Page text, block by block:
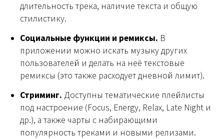
длительность трека, наличие текста и общую
стилистику.
Социальные функции и ремиксы. В
приложении можно искать музыку других
пользователей и делать на неё текстовые
ремиксы (это также расходует дневной лимит).
Стриминг. Доступны тематические плейлисты
под настроение (Focus, Energy, Relax, Late Night и
др.), а также чарты с набирающими
популярность треками и новыми релизами.